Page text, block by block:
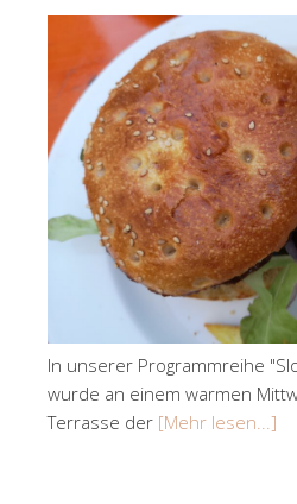
In unserer Programmreihe
wurde an einem warmen
Terrasse der [Mehr lesen...]